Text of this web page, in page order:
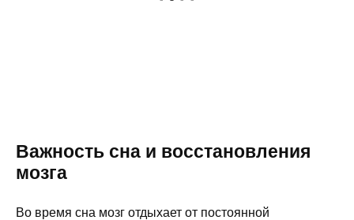
Важность сна и восстановления
мозга
Во время сна мозг отдыхает от постоянной